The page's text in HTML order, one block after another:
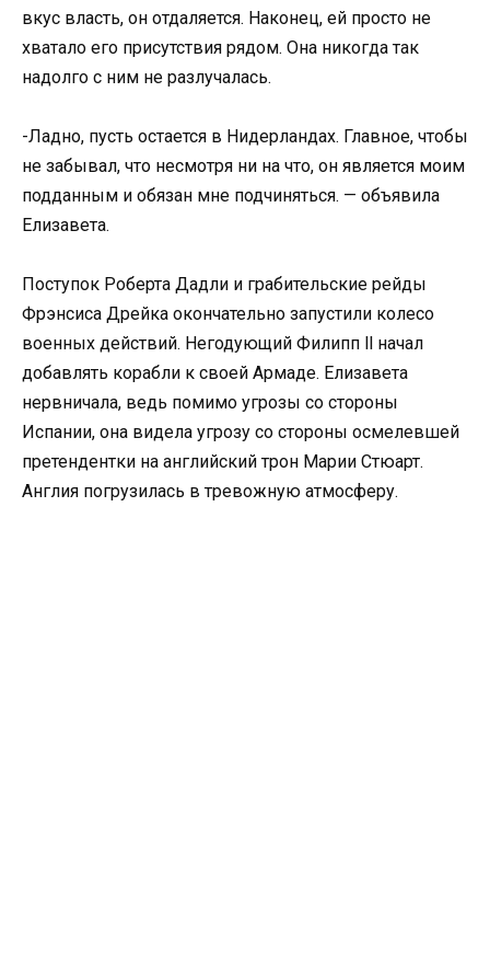
вкус власть, он отдаляется. Наконец, ей просто не
хватало его присутствия рядом. Она никогда так
надолго с ним не разлучалась.
-Ладно, пусть остается в Нидерландах. Главное, чтобы
не забывал, что несмотря ни на что, он является моим
подданным и обязан мне подчиняться. — объявила
Елизавета.
Поступок Роберта Дадли и грабительские рейды
Фрэнсиса Дрейка окончательно запустили колесо
военных действий. Негодующий Филипп ll начал
добавлять корабли к своей Армаде. Елизавета
нервничала, ведь помимо угрозы со стороны
Испании, она видела угрозу со стороны осмелевшей
претендентки на английский трон Марии Стюарт.
Англия погрузилась в тревожную атмосферу.